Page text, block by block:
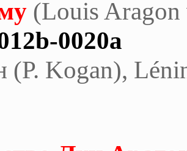
(Louis Aragon
0020a
(Р. Kogan),